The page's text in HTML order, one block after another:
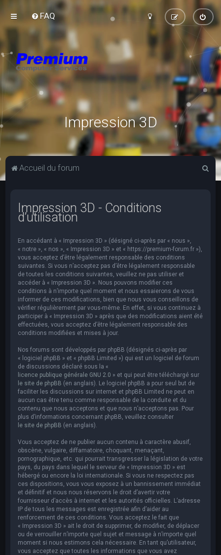
FAQ
Impression 3D
Accueil du forum
Impression 3D - Conditions
d’utilisation
En accédant à « Impression 3D » (désigné ci-après par « nous »,
« notre », « nos », « Impression 3D » et « https://premium-forum.fr »),
vous acceptez d’être légalement responsable des conditions
suivantes. Si vous n’acceptez pas d’être légalement responsable
de toutes les conditions suivantes, veuillez ne pas utiliser et
accéder à « Impression 3D ». Nous pouvons modifier ces
conditions à n’importe quel moment et nous essaierons de vous
informer de ces modifications, bien que nous vous conseillons de
vérifier régulièrement par vous-même. En effet, si vous continuez à
participer à « Impression 3D » après que des modifications aient été
effectuées, vous acceptez d’être légalement responsable des
conditions modifiées et mises à jour.
Nos forums sont développés par phpBB (désignés ci-après par
« logiciel phpBB » et « phpBB Limited ») qui est un logiciel de forum
de discussions déclaré sous la «
licence publique générale GNU 2.0 » et qui peut être téléchargé sur
le site de phpBB (en anglais). Le logiciel phpBB a pour seul but de
faciliter les discussions sur internet et phpBB Limited ne peut en
aucun cas être tenu comme responsable de la conduite et du
contenu que nous acceptons et que nous n’acceptons pas. Pour
plus d’informations concernant phpBB, veuillez consulter
le site de phpBB (en anglais).
Vous acceptez de ne publier aucun contenu à caractère abusif,
obscène, vulgaire, diffamatoire, choquant, menaçant,
pornographique, etc. qui pourrait transgresser la législation de votre
pays, du pays dans lequel le serveur de « Impression 3D » est
hébergé ou encore la loi internationale. Si vous ne respectez pas
ces dispositions, vous vous exposez à un bannissement immédiat
et définitif et nous nous réservons le droit d’avertir votre
fournisseur d’accès à internet et les autorités officielles. L’adresse
IP de tous les messages est enregistrée afin d’aider au
renforcement de ces conditions. Vous acceptez le fait que
« Impression 3D » ait le droit de supprimer, de modifier, de déplacer
ou de verrouiller n’importe quel sujet et message à n’importe quel
moment si nous estimons cela nécessaire. En tant qu’utilisateur,
vous acceptez que toutes les informations que vous avez